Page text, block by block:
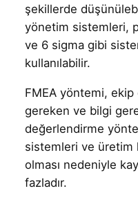
şekillerde
yönetim sistemleri,
ve 6 sigma gibi
kullanılabilir.
FMEA yöntemi, ekip
gereken ve bilgi
değerlendirme
sistemleri ve üretim
olması nedeniyle
fazladır.